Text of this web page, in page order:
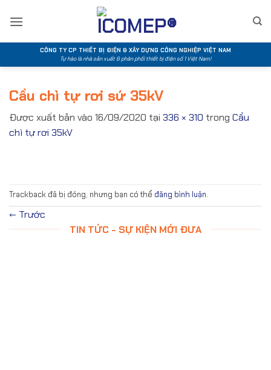
qua
CÔNG TY CP THIẾT BỊ ĐIỆN & XÂY DỰNG CÔNG NGHIỆP VIỆT NAM
Tự hào là nhà sản xuất & phân phối thiết bị điện số 1 Việt Nam!
Cầu chì tự rơi sứ 35kV
Được xuất bản vào 16/09/2020 tại 336 × 310 trong Cầu
chì tự rơi 35kV
Trackback đã bị đóng, nhưng bạn có thể đăng bình luận.
← Trước
TIN TỨC - SỰ KIỆN MỚI ĐƯA